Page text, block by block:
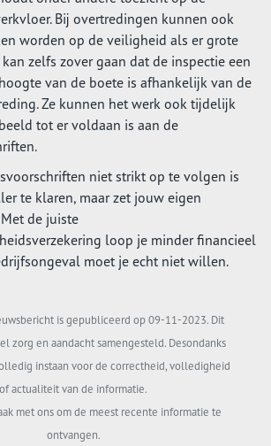
Bij overtredingen kunnen ook
worden op de veiligheid als er grote
kan zelfs zover gaan dat de inspectie een
van de boete is afhankelijk van de
Ze kunnen het werk ook tijdelijk
tot er voldaan is aan de
niet strikt op te volgen is
te klaren, maar zet jouw eigen
de juiste
loop je minder financieel
moet je echt niet willen.
is gepubliceerd op 09-11-2023. Dit
zorg en aandacht samengesteld. Desondanks
instaan voor de correctheid, volledigheid
of actualiteit van de informatie.
met ons om de meest recente informatie te
ontvangen.